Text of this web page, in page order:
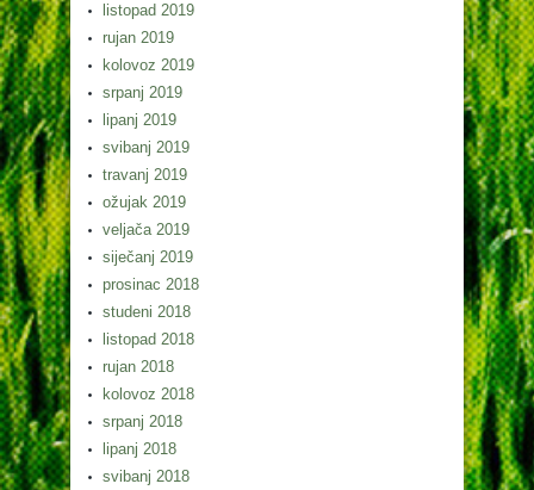
listopad 2019
rujan 2019
kolovoz 2019
srpanj 2019
lipanj 2019
svibanj 2019
travanj 2019
ožujak 2019
veljača 2019
siječanj 2019
prosinac 2018
studeni 2018
listopad 2018
rujan 2018
kolovoz 2018
srpanj 2018
lipanj 2018
svibanj 2018